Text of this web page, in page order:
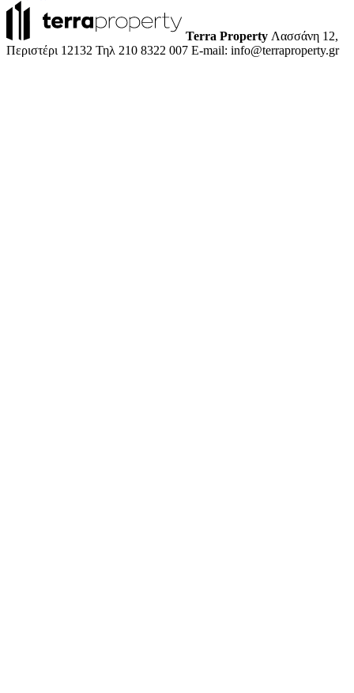
Terra Property Λασσάνη 12,
Περιστέρι 12132 Τηλ 210 8322 007 E-mail: info@terraproperty.gr